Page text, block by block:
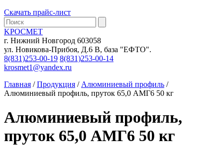
Скачать прайс-лист
KРОСМЕТ
г. Нижний Новгород 603058
ул. Новикова-Прибоя, Д.6 В, база "ЕФТО".
8(831)253-00-19 8(831)253-00-14
krosmet1@yandex.ru
Главная /Продукция / Алюминиевый профиль /
Алюминиевый профиль, пруток 65,0 АМГ6 50 кг
Алюминиевый профиль,
пруток 65,0 АМГ6 50 кг